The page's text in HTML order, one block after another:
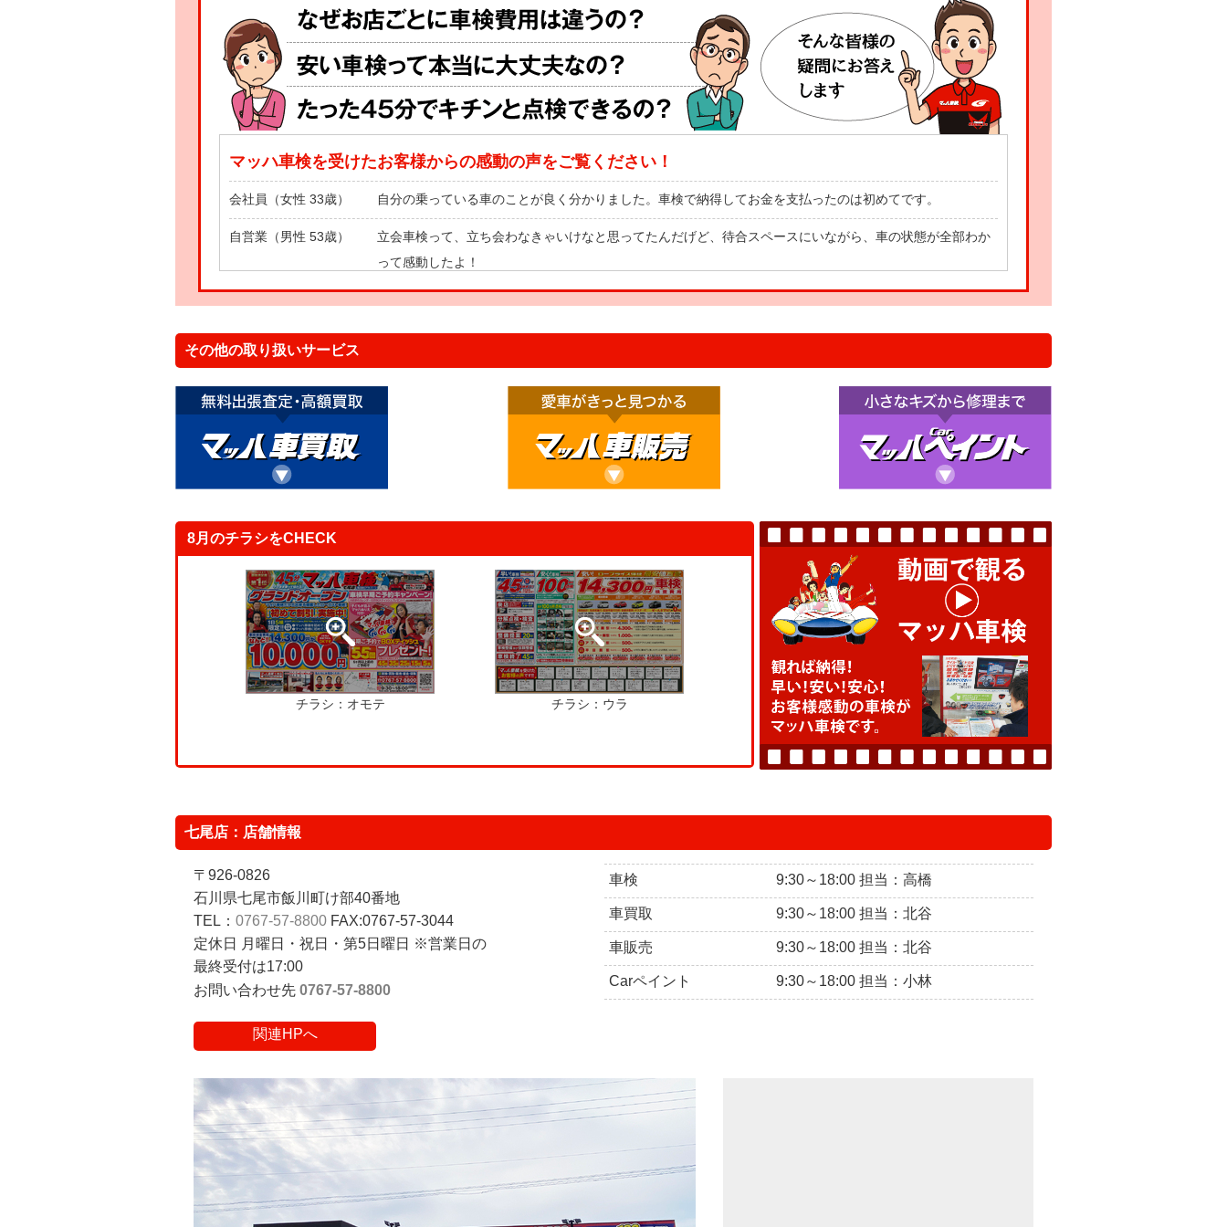
マッハ車検を受けたお客様からの感動の声をご覧ください！
会社員（女性 33歳） 自分の乗っている車のことが良く分かりました。車検で納得してお金を支払ったのは初めてです。
自営業（男性 53歳）
立会車検って、立ち会わなきゃいけなと思ってたんだげど、待合スペースにいながら、車の状態が全部わか
って感動したよ！
その他の取り扱いサービス
8月のチラシをCHECK
チラシ：オモテ チラシ：ウラ
七尾店：店舗情報
〒926-0826
石川県七尾市飯川町け部40番地
TEL： 0767-57-8800 FAX:0767-57-3044
定休日 月曜日・祝日・第5日曜日 ※営業日の
最終受付は17:00
お問い合わせ先 0767-57-8800
関連HPへ
車検 9:30～18:00 担当：高橋
車買取 9:30～18:00 担当：北谷
車販売 9:30～18:00 担当：北谷
Carペイント 9:30～18:00 担当：小林